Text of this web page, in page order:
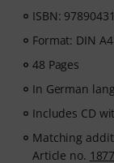
ISBN:
Format: DIN A4
48 Pages
In German
Includes CD
Matching
Article no.